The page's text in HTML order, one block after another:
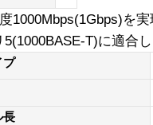
1000Mbps(1Gbps)を
5(1000BASE-T)に適合
プ
長